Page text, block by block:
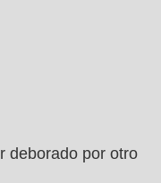
deborado por otro